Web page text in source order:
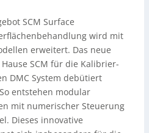
SCM Surface
wird mit
erweitert. Das neue
SCM für die Kalibrier-
DMC System debütiert
entstehen modular
mit numerischer Steuerung
Dieses innovative